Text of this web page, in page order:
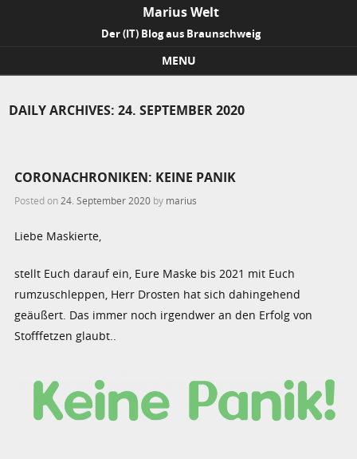
Marius Welt
Der (IT) Blog aus Braunschweig
MENU
DAILY ARCHIVES:24. SEPTEMBER 2020
CORONACHRONIKEN: KEINE PANIK
Posted on 24. September 2020 by marius
Liebe Maskierte,
stellt Euch darauf ein, Eure Maske bis 2021 mit Euch
rumzuschleppen, Herr Drosten hat sich dahingehend
geäußert. Das immer noch irgendwer an den Erfolg von
Stofffetzen glaubt..